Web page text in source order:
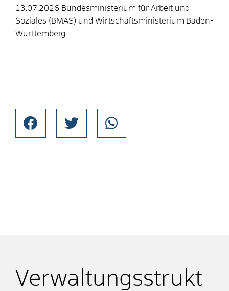
13.07.2026 Bundesministerium für Arbeit und
Soziales (BMAS) und Wirtschaftsministerium Baden-
Württemberg
Verwaltungsstrukt